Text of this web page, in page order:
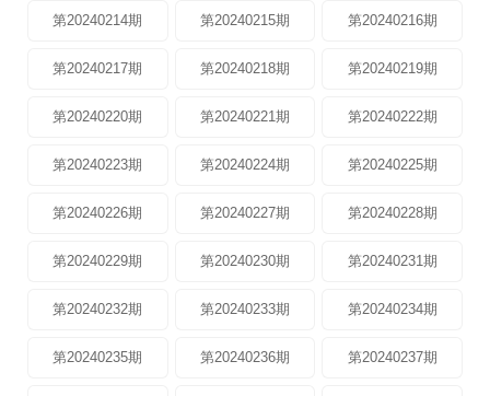
第20240214期 第20240215期 第20240216期
第20240217期 第20240218期 第20240219期
第20240220期 第20240221期 第20240222期
第20240223期 第20240224期 第20240225期
第20240226期 第20240227期 第20240228期
第20240229期 第20240230期 第20240231期
第20240232期 第20240233期 第20240234期
第20240235期 第20240236期 第20240237期